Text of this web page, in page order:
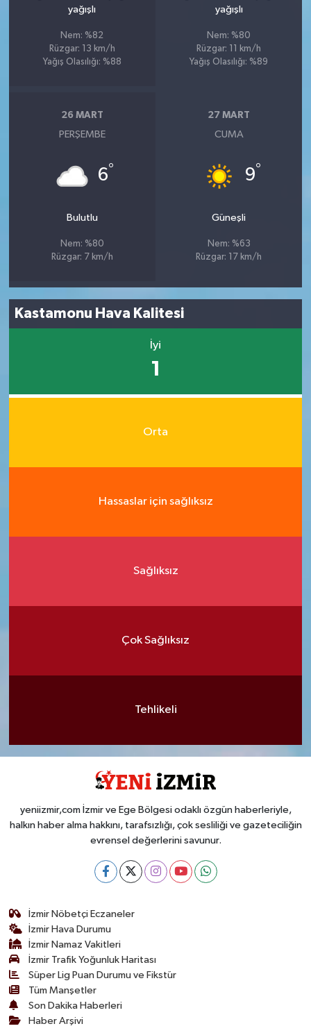
yağışlı
Nem: %82
Rüzgar: 13 km/h
Yağış Olasılığı: %88
yağışlı
Nem: %80
Rüzgar: 11 km/h
Yağış Olasılığı: %89
26 MART
PERŞEMBE
6°
Bulutlu
Nem: %80
Rüzgar: 7 km/h
27 MART
CUMA
9°
Güneşli
Nem: %63
Rüzgar: 17 km/h
Kastamonu Hava Kalitesi
İyi
1
Orta
Hassaslar için sağlıksız
Sağlıksız
Çok Sağlıksız
Tehlikeli
yeniizmir,com İzmir ve Ege Bölgesi odaklı özgün haberleriyle,
halkın haber alma hakkını, tarafsızlığı, çok sesliliği ve gazeteciliğin
evrensel değerlerini savunur.
İzmir Nöbetçi Eczaneler
İzmir Hava Durumu
İzmir Namaz Vakitleri
İzmir Trafik Yoğunluk Haritası
Süper Lig Puan Durumu ve Fikstür
Tüm Manşetler
Son Dakika Haberleri
Haber Arşivi